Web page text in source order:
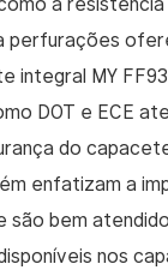
a resistência
integral MY
DOT e ECE
do
enfatizam a
são bem
nos